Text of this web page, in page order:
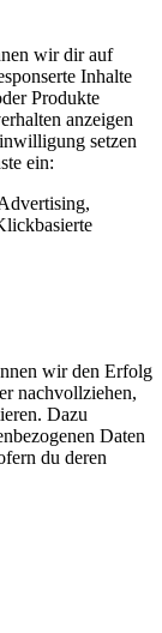
wir dir auf
Inhalte
Produkte
anzeigen
setzen
ein:
wir den Erfolg
nachvollziehen,
Dazu
Daten
du deren